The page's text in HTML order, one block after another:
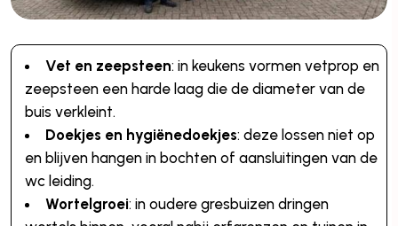
Vet en zeepsteen: in keukens vormen vetprop en
zeepsteen een harde laag die de diameter van de
buis verkleint.
Doekjes en hygiënedoekjes: deze lossen niet op
en blijven hangen in bochten of aansluitingen van de
wc leiding.
Wortelgroei: in oudere gresbuizen dringen